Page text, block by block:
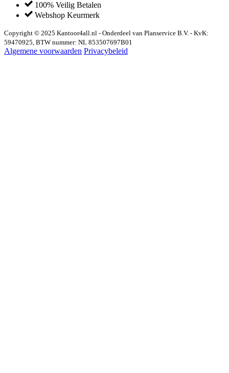
100% Veilig Betalen
Webshop Keurmerk
Copyright © 2025 Kantoor4all.nl - Onderdeel van Planservice B.V. - KvK:
59470925, BTW nummer: NL 853507697B01
Algemene voorwaarden Privacybeleid